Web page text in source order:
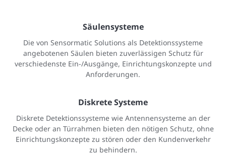
Säulensysteme
Die von Sensormatic Solutions als Detektionssysteme
angebotenen Säulen bieten zuverlässigen Schutz für
verschiedenste Ein-/Ausgänge, Einrichtungskonzepte und
Anforderungen.
Diskrete Systeme
Diskrete Detektionssysteme wie Antennensysteme an der
Decke oder an Türrahmen bieten den nötigen Schutz, ohne
Einrichtungskonzepte zu stören oder den Kundenverkehr
zu behindern.